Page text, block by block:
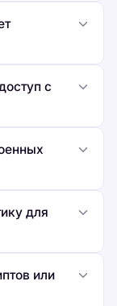
с
для
или